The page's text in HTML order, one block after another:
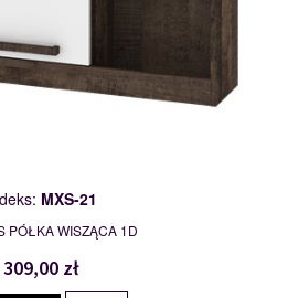
MXS-21
PÓŁKA WISZĄCA 1D
309,00 zł